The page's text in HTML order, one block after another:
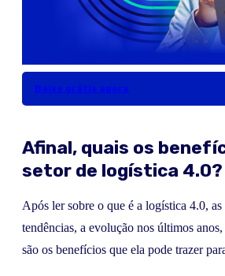
Baixe grátis agora
Afinal, quais os
setor de logística 4.0?
Após ler sobre o que é a logística 4.0,
tendências, a evolução nos últimos
são os benefícios que ela pode trazer